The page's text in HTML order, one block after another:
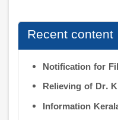
Recent content